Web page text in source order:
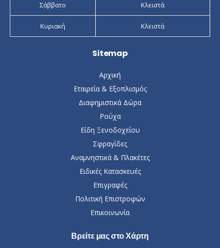
Σάββατο Κλειστά
Κυριακή Κλειστά
Sitemap
Αρχική
Εταιρεία & Εξοπλισμός
Διαφημιστικά Δώρα
Ρούχα
Είδη Ξενοδοχείου
Σφραγίδες
Αναμνηστικά & Πλακέτες
Ειδικές Κατασκευές
Επιγραφές
Πολιτική Επιστροφών
Επικοινωνία
Βρείτε μας στο Χάρτη